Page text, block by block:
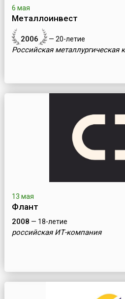
6 мая
Металлоинвест
2006 — 20-летие
Российская металлургическая
13 мая
Флант
2008 — 18-летие
российская ИТ-компания